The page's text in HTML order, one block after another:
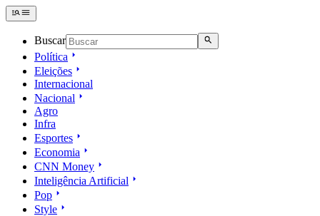
Buscar
Política
Eleições
Internacional
Nacional
Agro
Infra
Esportes
Economia
CNN Money
Inteligência Artificial
Pop
Style